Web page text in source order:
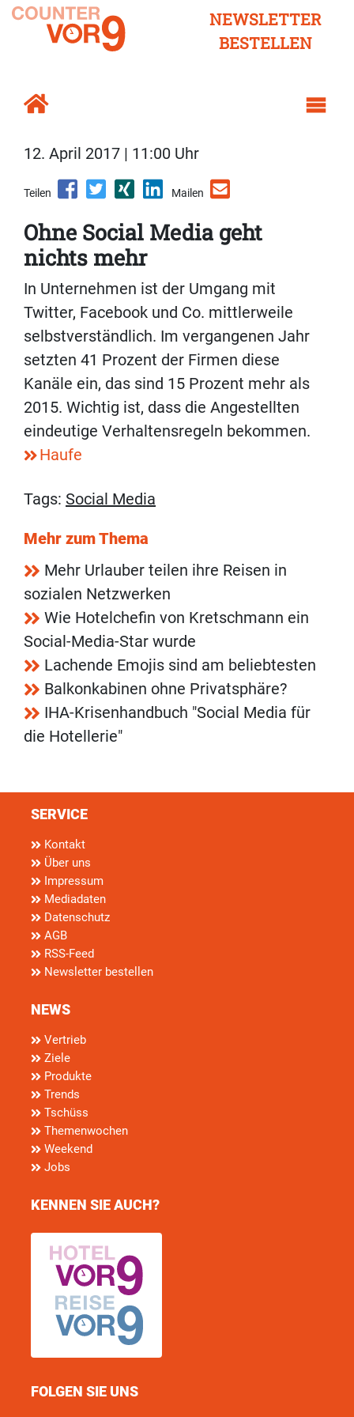
NEWSLETTER
BESTELLEN
12. April 2017 | 11:00 Uhr
Teilen Mailen
Ohne Social Media geht
nichts mehr
In Unternehmen ist der Umgang mit
Twitter, Facebook und Co. mittlerweile
selbstverständlich. Im vergangenen Jahr
setzten 41 Prozent der Firmen diese
Kanäle ein, das sind 15 Prozent mehr als
2015. Wichtig ist, dass die Angestellten
eindeutige Verhaltensregeln bekommen.
Haufe
Tags: Social Media
Mehr zum Thema
Mehr Urlauber teilen ihre Reisen in
sozialen Netzwerken
Wie Hotelchefin von Kretschmann ein
Social-Media-Star wurde
Lachende Emojis sind am beliebtesten
Balkonkabinen ohne Privatsphäre?
IHA-Krisenhandbuch "Social Media für
die Hotellerie"
SERVICE
Kontakt
Über uns
Impressum
Mediadaten
Datenschutz
AGB
RSS-Feed
Newsletter bestellen
NEWS
Vertrieb
Ziele
Produkte
Trends
Tschüss
Themenwochen
Weekend
Jobs
KENNEN SIE AUCH?
FOLGEN SIE UNS